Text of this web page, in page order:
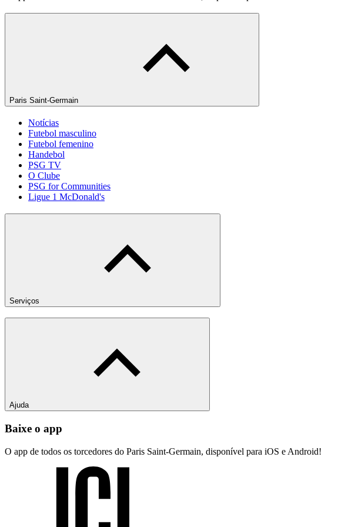
Paris Saint-Germain
Notícias
Futebol masculino
Futebol femenino
Handebol
PSG TV
O Clube
PSG for Communities
Ligue 1 McDonald's
Serviços
Ajuda
Baixe o app
O app de todos os torcedores do Paris Saint-Germain, disponível para iOS e Android!